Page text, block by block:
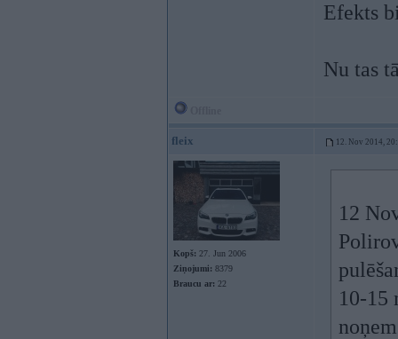
Efekts
Nu tas
fleix 12. Nov 2014,
Kopš: 27. Jun 2006
Ziņojumi: 8379
Braucu ar: 22
12
10-15